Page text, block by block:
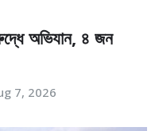
অভিযান, ৪ জন
7, 2026